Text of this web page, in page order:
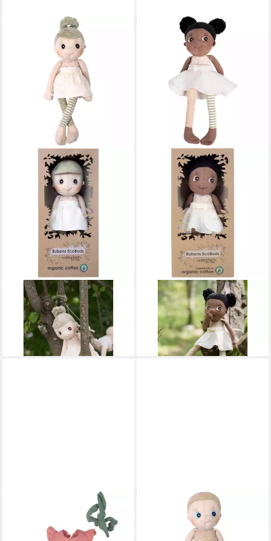
RUBENS BARN
Stoffpuppe Irid Mädchen
34,55 € UVP45,90 €
-25%
in 2-3 Werktagen bei dir
RUBENS BARN
Stoffpuppe Poppy Mädchen
34,55 € UVP 45,90 €
-25%
in 2-3 Werktagen bei dir